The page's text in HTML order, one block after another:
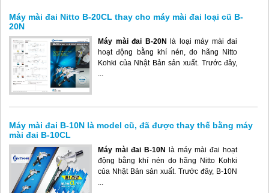
Máy mài đai Nitto B-20CL thay cho máy mài đai loại cũ B-
20N
Máy mài đai B-20N
là loại máy mài đai
hoạt động bằng khí nén, do hãng Nitto
Kohki của Nhật Bản sản xuất. Trước đây,
...
Máy mài đai B-10N là model cũ, đã được thay thế bằng máy
mài đai B-10CL
Máy mài đai B-10N
là máy mài đai hoạt
động bằng khí nén do hãng Nitto Kohki
của Nhật Bản sản xuất. Trước đây, B-10N
...